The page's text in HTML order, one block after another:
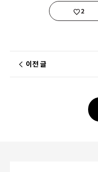
2좋아요
이전 글